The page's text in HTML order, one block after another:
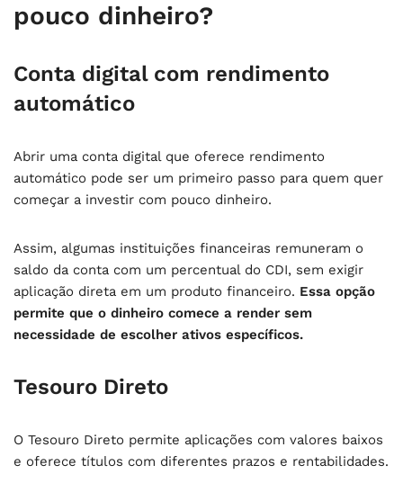
pouco dinheiro?
Conta digital com rendimento
automático
Abrir uma conta digital que oferece rendimento
automático pode ser um primeiro passo para quem quer
começar a investir com pouco dinheiro.
Assim, algumas instituições financeiras remuneram o
saldo da conta com um percentual do CDI, sem exigir
aplicação direta em um produto financeiro. Essa opção
permite que o dinheiro comece a render sem
necessidade de escolher ativos específicos.
Tesouro Direto
O Tesouro Direto permite aplicações com valores baixos
e oferece títulos com diferentes prazos e rentabilidades.